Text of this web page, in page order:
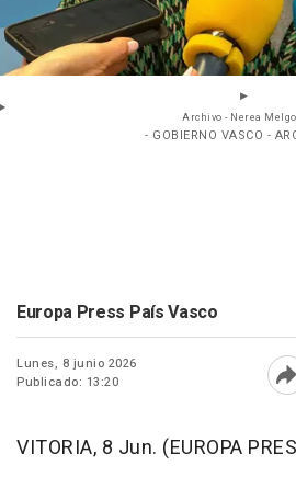
Archivo - Nerea
- GOBIERNO VASCO -
Europa Press País Vasco
Lunes, 8 junio 2026
Publicado: 13:20
VITORIA, 8 Jun. (EUROPA